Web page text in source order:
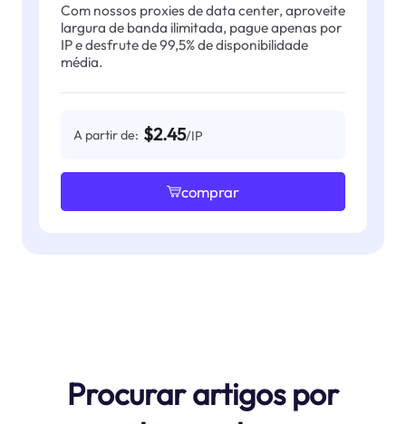
Com nossos proxies de data center, aproveite
largura de banda ilimitada, pague apenas por
IP e desfrute de 99,5% de disponibilidade
média.
A partir de: $2.45/IP
comprar
Procurar artigos por